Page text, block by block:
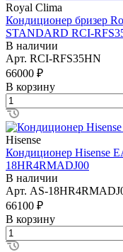
Royal Clima
Кондиционер бризер
STANDARD RCI-
В наличии
Арт. RCI-RFS35HN
66000 ₽
В корзину
Hisense
Кондиционер Hisense
18HR4RMADJ00
В наличии
Арт. AS-
66100 ₽
В корзину